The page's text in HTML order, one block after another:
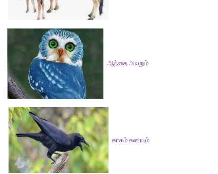
சூழலுக்கேற்ற உணர்வைத் தெரிவு செய்க
(சிரிப்பு, மகிழ்ச்சி, வருத்தம், வியப்பு, அச்சம்)
1. பாட்டி புத்தாடை வாங்கித் தரும்போது ஏற்படுவது
விடை : மகிழ்ச்சி
விடை : வியப்பு
3. கோமாளி செய்யும் செயல்களைக் காணும்போது
விடை : சிரிப்பு